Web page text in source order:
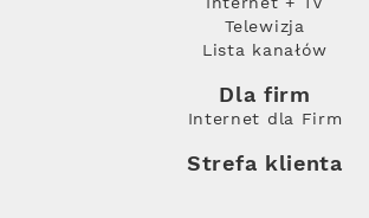
Telewizja
Lista kanałów
Dla firm
Internet dla Firm
Strefa klienta